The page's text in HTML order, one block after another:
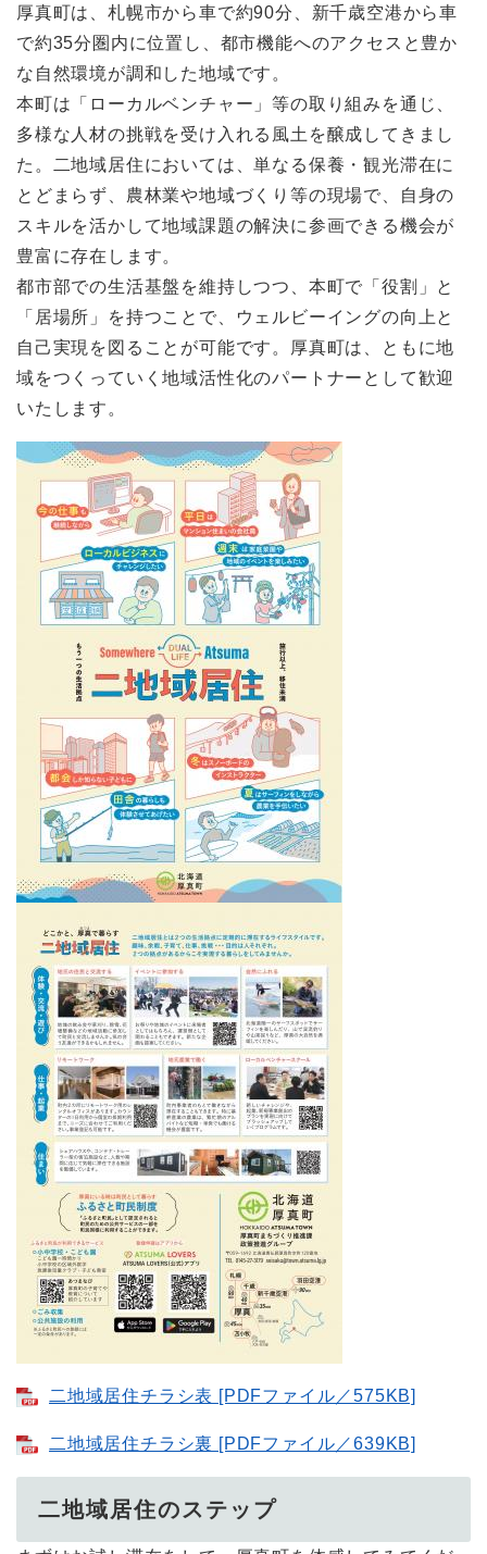
厚真町は、札幌市から車で約90分、新千歳空港から車
で約35分圏内に位置し、都市機能へのアクセスと豊か
な自然環境が調和した地域です。
本町は「ローカルベンチャー」等の取り組みを通じ、
多様な人材の挑戦を受け入れる風土を醸成してきまし
た。二地域居住においては、単なる保養・観光滞在に
とどまらず、農林業や地域づくり等の現場で、自身の
スキルを活かして地域課題の解決に参画できる機会が
豊富に存在します。
都市部での生活基盤を維持しつつ、本町で「役割」と
「居場所」を持つことで、ウェルビーイングの向上と
自己実現を図ることが可能です。厚真町は、ともに地
域をつくっていく地域活性化のパートナーとして歓迎
いたします。
二地域居住チラシ表 [PDFファイル／575KB]
二地域居住チラシ裏 [PDFファイル／639KB]
二地域居住のステップ